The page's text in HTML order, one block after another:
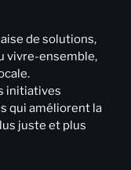
de solutions,
vivre-ensemble,
initiatives
qui améliorent la
juste et plus